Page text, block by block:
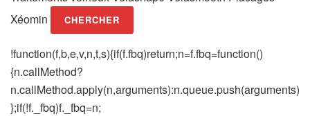
Xéomin
CHERCHER
!function(f,b,e,v,n,t,s){if(f.fbq)return;n=f.fbq=function()
{n.callMethod?
n.callMethod.apply(n,arguments):n.queue.push(arguments)
};if(!f._fbq)f._fbq=n;